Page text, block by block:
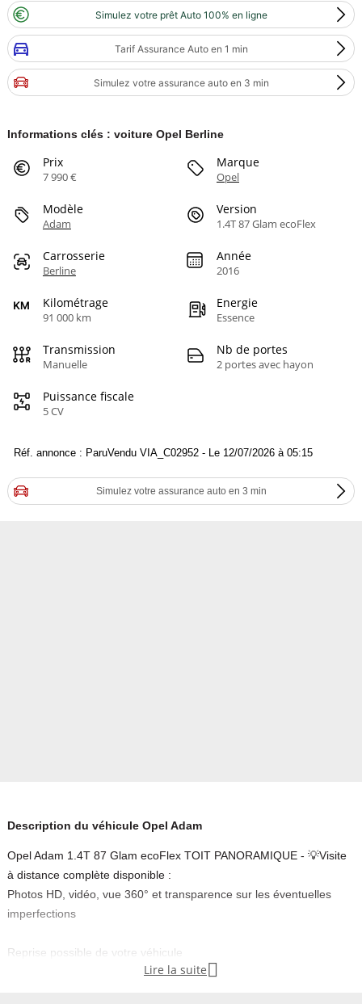
Simulez votre prêt Auto 100% en ligne
Tarif Assurance Auto en 1 min
Simulez votre assurance auto en 3 min
Informations clés : voiture Opel Berline
Prix
7 990 €
Marque
Opel
Modèle
Adam
Version
1.4T 87 Glam ecoFlex
Carrosserie
Berline
Année
2016
Kilométrage
91 000 km
Energie
Essence
Transmission
Manuelle
Nb de portes
2 portes avec hayon
Puissance fiscale
5 CV
Réf. annonce : ParuVendu VIA_C02952 - Le 12/07/2026 à 05:15
Simulez votre assurance auto en 3 min
Description du véhicule Opel Adam
Opel Adam 1.4T 87 Glam ecoFlex TOIT PANORAMIQUE - 💡Visite
à distance complète disponible :
Photos HD, vidéo, vue 360° et transparence sur les éventuelles
imperfections
Reprise possible de votre véhicule
Financement rapide et personnalisé
Lire la suite 